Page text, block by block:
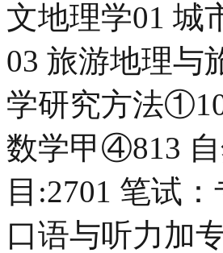
文地理学01 城
03 旅游地理与
学研究方法
数学甲④813
目:2701 笔试
口语与听力加